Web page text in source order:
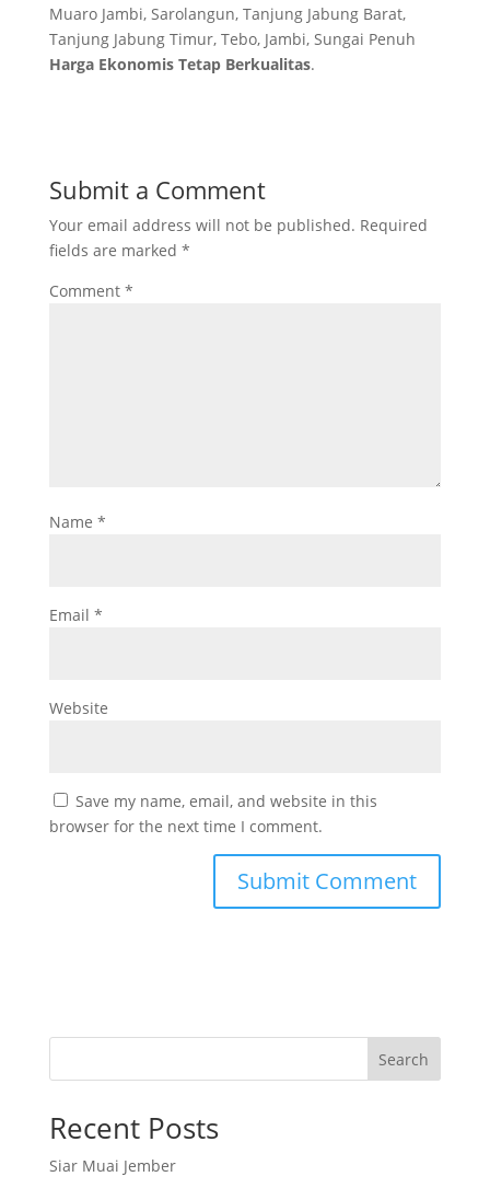
Muaro Jambi, Sarolangun, Tanjung Jabung Barat,
Tanjung Jabung Timur, Tebo, Jambi, Sungai Penuh
Harga Ekonomis Tetap Berkualitas.
Submit a Comment
Your email address will not be published. Required
fields are marked *
Comment *
Name *
Email *
Website
Save my name, email, and website in this
browser for the next time I comment.
Search
Recent Posts
Siar Muai Jember